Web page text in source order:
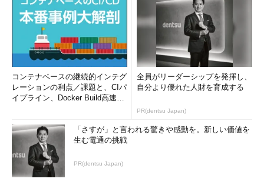
コンテナベースの継続的インテグ
レーションの利点／課題と、CIパ
イプライン、Docker Build高速化
全員がリーダーシップを発揮し、
自分より優れた人財を育成する
PR(dentsu Japan)
「さすが」と言われる驚きや感動を。新しい価値を
生む電通の挑戦
PR(dentsu Japan)